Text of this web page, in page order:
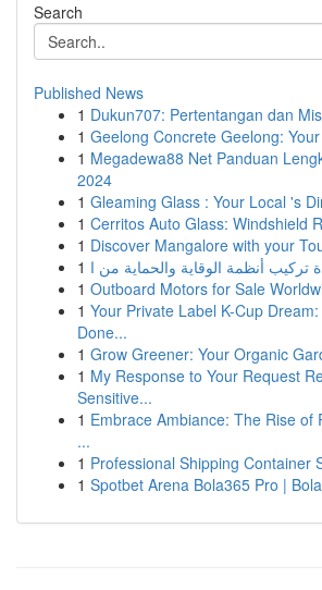
Search
Published News
1 Dukun707: Pertentangan dan
1 Geelong Concrete Geelong:
1 Megadewa88 Net Panduan
2024
1 Gleaming Glass : Your Local 's
1 Cerritos Auto Glass: Windshield
1 Discover Mangalore with your
1
1 Outboard Motors for Sale
1 Your Private Label K-Cup
Done...
1 Grow Greener: Your Organic
1 My Response to Your Request
Sensitive...
1 Embrace Ambiance: The Rise of
...
1 Professional Shipping Container
1 Spotbet Arena Bola365 Pro |